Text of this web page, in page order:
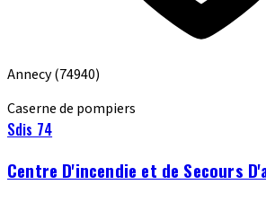
Annecy(74940)
Caserne de pompiers
Sdis 74
Centre D'incendie et de Secours